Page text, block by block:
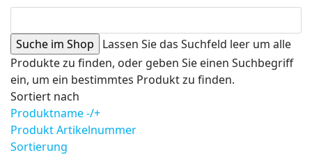
Lassen Sie das Suchfeld leer um alle
Produkte zu finden, oder geben Sie einen Suchbegriff
ein, um ein bestimmtes Produkt zu finden.
Sortiert nach
Produktname -/+
Produkt Artikelnummer
Sortierung